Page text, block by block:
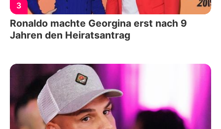
3
Ronaldo machte Georgina erst nach 9
Jahren den Heiratsantrag